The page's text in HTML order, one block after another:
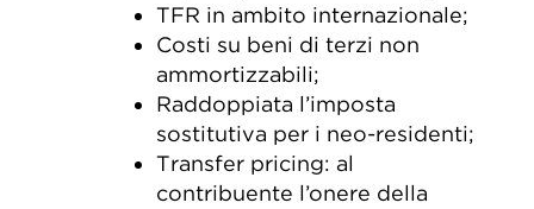
TFR in ambito internazionale;
Costi su beni di terzi non
ammortizzabili;
Raddoppiata l’imposta
sostitutiva per i neo-residenti;
Transfer pricing: al
contribuente l’onere della